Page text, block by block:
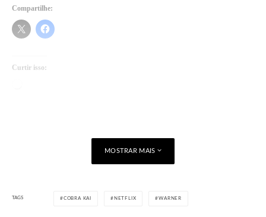
Compartilhe:
Curtir isso:
MOSTRAR MAIS
TAGS COBRA KAI NETFLIX WARNER